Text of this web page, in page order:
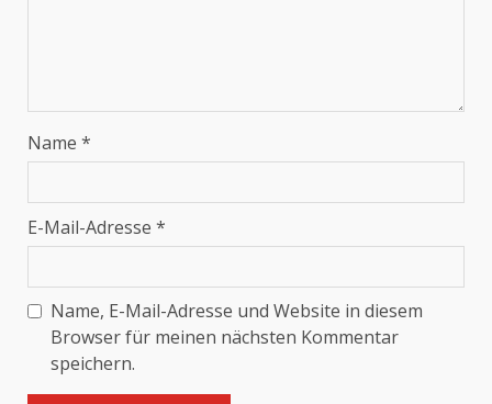
Name *
E-Mail-Adresse *
Name, E-Mail-Adresse und Website in diesem
Browser für meinen nächsten Kommentar
speichern.